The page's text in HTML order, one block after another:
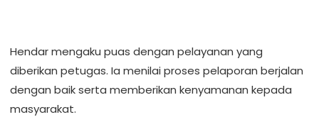
Hendar mengaku puas dengan pelayanan yang
diberikan petugas. Ia menilai proses pelaporan berjalan
dengan baik serta memberikan kenyamanan kepada
masyarakat.